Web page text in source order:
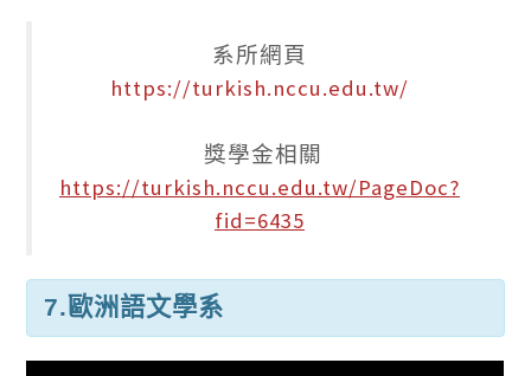
系所網頁
https://turkish.nccu.edu.tw/
獎學金相關
https://turkish.nccu.edu.tw/PageDoc?
fid=6435
7.歐洲語文學系